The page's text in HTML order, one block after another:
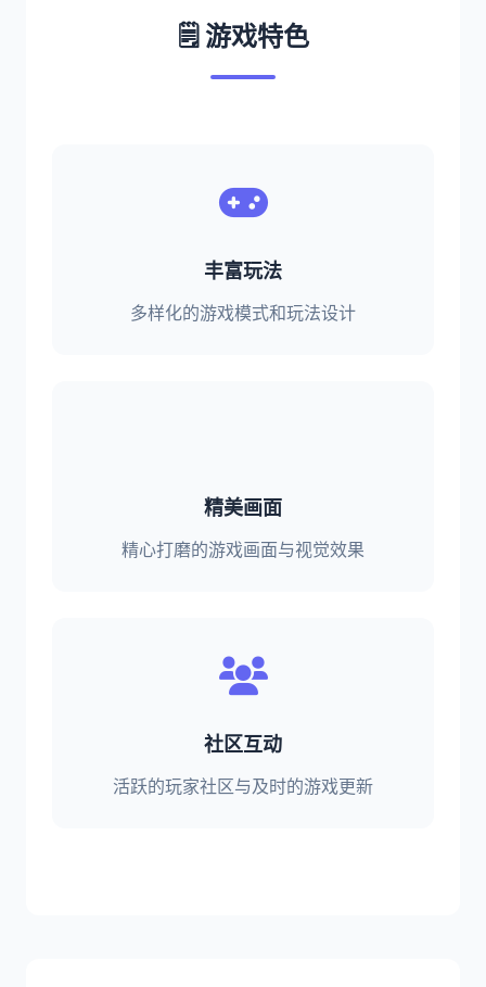
🗒️ 游戏特色
丰富玩法
多样化的游戏模式和玩法设计
精美画面
精心打磨的游戏画面与视觉效果
社区互动
活跃的玩家社区与及时的游戏更新